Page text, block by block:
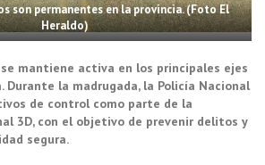
son permanentes en la provincia. (Foto El
Heraldo)
mantiene activa en los principales ejes
Durante la madrugada, la Policía Nacional
de control como parte de la
3D, con el objetivo de prevenir delitos y
segura.